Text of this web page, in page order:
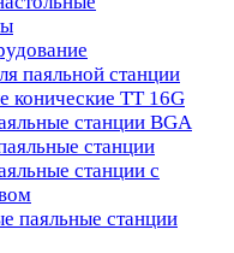
паяльной станции
конические TT 16G
станции BGA
станции
станции с
паяльные станции